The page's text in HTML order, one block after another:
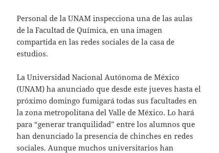
Personal de la UNAM inspecciona una de las aulas
de la Facultad de Química, en una imagen
compartida en las redes sociales de la casa de
estudios.
La Universidad Nacional Autónoma de México
(UNAM) ha anunciado que desde este jueves hasta el
próximo domingo fumigará todas sus facultades en
la zona metropolitana del Valle de México. Lo hará
para “generar tranquilidad” entre los alumnos que
han denunciado la presencia de chinches en redes
sociales. Aunque muchos universitarios han